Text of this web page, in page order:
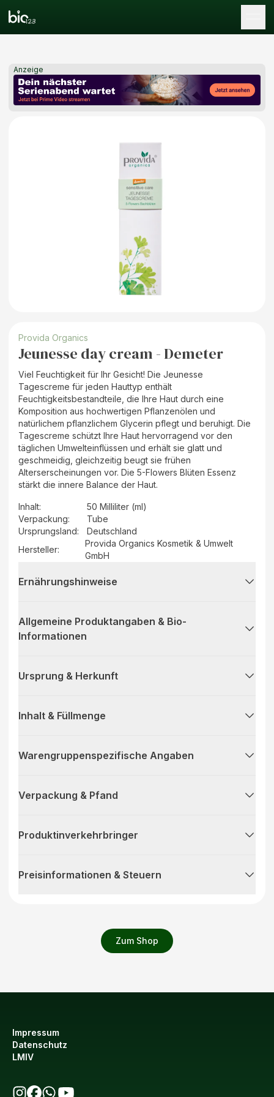
Anzeige
Zum Shop
Provida Organics
Jeunesse day cream - Demeter
Viel Feuchtigkeit für Ihr Gesicht! Die Jeunesse
Tagescreme für jeden Hauttyp enthält
Feuchtigkeitsbestandteile, die Ihre Haut durch eine
Komposition aus hochwertigen Pflanzenölen und
natürlichem pflanzlichem Glycerin pflegt und beruhigt. Die
Tagescreme schützt Ihre Haut hervorragend vor den
täglichen Umwelteinflüssen und erhält sie glatt und
geschmeidig, gleichzeitig beugt sie frühen
Alterserscheinungen vor. Die 5-Flowers Blüten Essenz
stärkt die innere Balance der Haut.
Inhalt:
50 Milliliter (ml)
Verpackung:
Tube
Ursprungsland:
Deutschland
Hersteller:
Provida Organics Kosmetik & Umwelt
GmbH
Ernährungshinweise
Allgemeine Produktangaben & Bio-
Informationen
Ursprung & Herkunft
Inhalt & Füllmenge
Warengruppenspezifische Angaben
Verpackung & Pfand
Produktinverkehrbringer
Preisinformationen & Steuern
Impressum
Datenschutz
LMIV